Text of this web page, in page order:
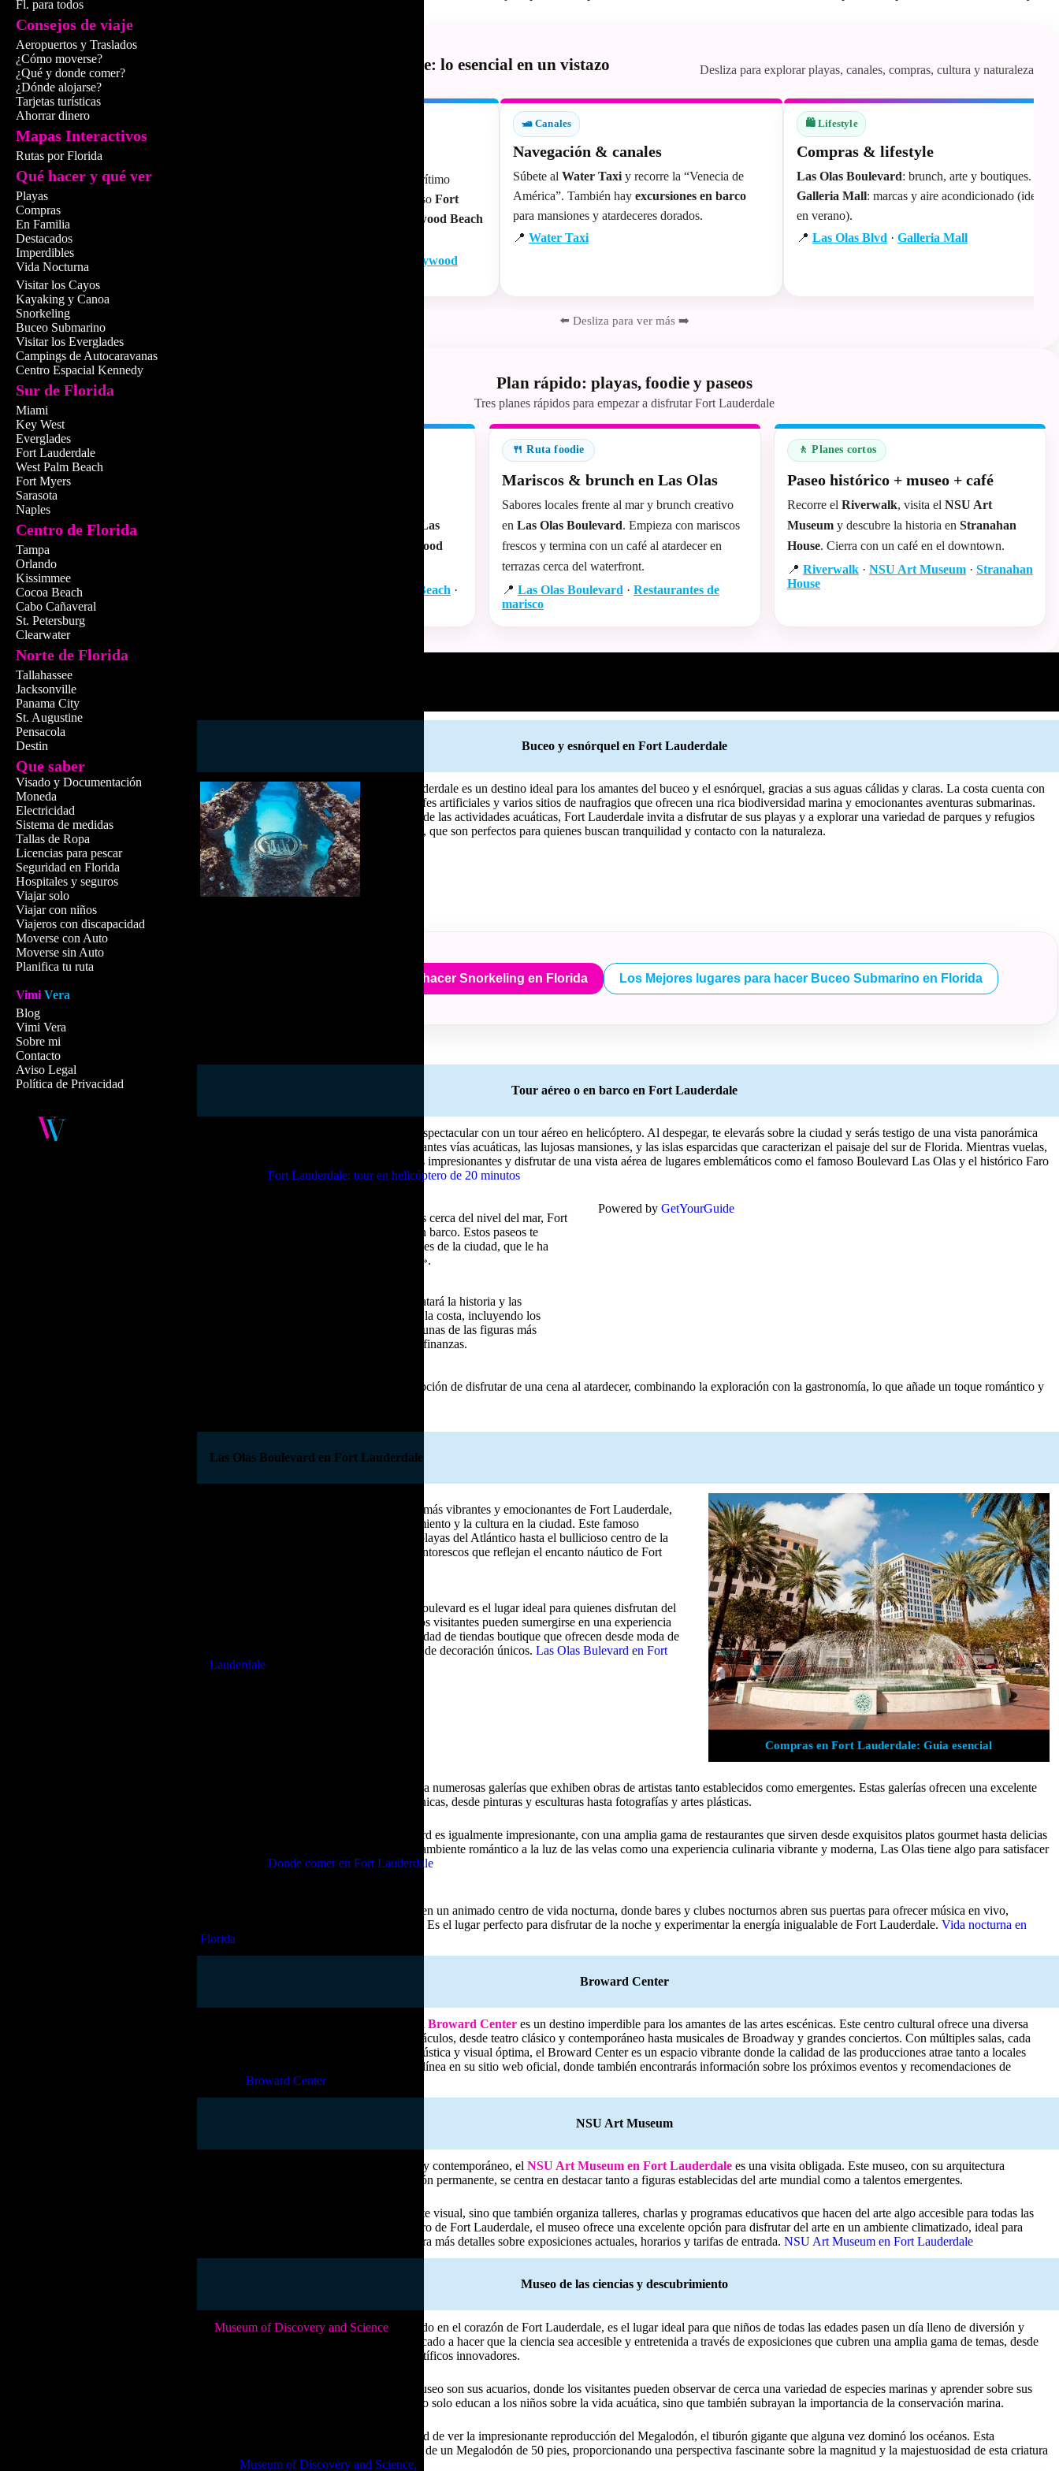
🌴 Fort Lauderdale: lo esencial en un vistazo Desliza para explorar playas, canales, compras, cultura y naturaleza
Arena clara, agua turquesa y paseo marítimo
al extenso Fort
Hollywood Beach
Hollywood
🛥️ Canales
Navegación & canales
Súbete al Water Taxiy recorre la “Venecia de
América”. También hay excursiones en barco
para mansiones y atardeceres dorados.
📍 Water Taxi
🛍️ Lifestyle
Compras & lifestyle
Las Olas Boulevard: brunch, arte y boutiques.
Galleria Mall: marcas y aire acondicionado (ideal
en verano).
📍 Las Olas Blvd · Galleria Mall
⬅️ Desliza para ver más ➡️
Plan rápido: playas, foodie y paseos
Tres planes rápidos para empezar a disfrutar Fort Lauderdale
Las
Hollywood
Las Olas Beach ·
🍴 Ruta foodie
Mariscos & brunch en Las Olas
Sabores locales frente al mar y brunch creativo
en Las Olas Boulevard. Empieza con mariscos
frescos y termina con un café al atardecer en
terrazas cerca del waterfront.
📍 Las Olas Boulevard · Restaurantes de
marisco
🚶 Planes cortos
Paseo histórico + museo + café
Recorre el Riverwalk, visita el NSU Art
Museumy descubre la historia en Stranahan
House. Cierra con un café en el downtown.
📍 Riverwalk· NSU Art Museum· Stranahan
House
Buceo y esnórquel en Fort Lauderdale
Fort Lauderdale es un destino ideal para los amantes del buceo y el esnórquel, gracias a sus aguas cálidas y claras. La costa cuenta con
76 arrecifes artificiales y varios sitios de naufragios que ofrecen una rica biodiversidad marina y emocionantes aventuras submarinas.
Además de las actividades acuáticas, Fort Lauderdale invita a disfrutar de sus playas y a explorar una variedad de parques y refugios
naturales, que son perfectos para quienes buscan tranquilidad y contacto con la naturaleza.
Los mejores lugares para hacer Snorkeling en Florida Los Mejores lugares para hacer Buceo Submarino en Florida
Tour aéreo o en barco en Fort Lauderdale
Experimenta Fort Lauderdale de una forma espectacular con un tour aéreo en helicóptero. Al despegar, te elevarás sobre la ciudad y serás testigo de una vista panorámica
sin igual, donde podrás observar las serpenteantes vías acuáticas, las lujosas mansiones, y las islas esparcidas que caracterizan el paisaje del sur de Florida. Mientras vuelas,
tendrás la oportunidad de capturar fotografías impresionantes y disfrutar de una vista aérea de lugares emblemáticos como el famoso Boulevard Las Olas y el histórico Faro
Fort Lauderdale: tour en helicóptero de 20 minutos
Para aquellos que prefieren mantenerse más cerca del nivel del mar, Fort
Lauderdale también ofrece tours guiados en barco. Estos paseos te
permiten explorar la intrincada red de canales de la ciudad, que le ha
valido el apodo de «la Venecia de América».
Durante el recorrido, un guía experto te relatará la historia y las
anécdotas de los puntos más destacados de la costa, incluyendo los
extravagantes yates y las residencias de algunas de las figuras más
conocidas del mundo del espectáculo y las finanzas.
Powered by GetYourGuide
Algunos de estos tours en barco ofrecen la opción de disfrutar de una cena al atardecer, combinando la exploración con la gastronomía, lo que añade un toque romántico y
Las Olas Boulevard en Fort Lauderdale
Las Olas Boulevard es uno de los destinos más vibrantes y emocionantes de Fort Lauderdale,
conocido por ser el epicentro del entretenimiento y la cultura en la ciudad. Este famoso
boulevard se extiende desde las hermosas playas del Atlántico hasta el bullicioso centro de la
ciudad, atravesando una serie de canales pintorescos que reflejan el encanto náutico de Fort
Rodeado de frondosos árboles, Las Olas Boulevard es el lugar ideal para quienes disfrutan del
aire libre y las actividades urbanas. Aquí, los visitantes pueden sumergirse en una experiencia
de compras de primera clase, con una variedad de tiendas boutique que ofrecen desde moda de
alta gama hasta artesanías locales y objetos de decoración únicos. Las Olas Bulevard en Fort
Lauderdale
Compras en Fort Lauderdale: Guia esencial
Para los amantes del arte, el boulevard alberga numerosas galerías que exhiben obras de artistas tanto establecidos como emergentes. Estas galerías ofrecen una excelente
oportunidad para admirar y adquirir piezas únicas, desde pinturas y esculturas hasta fotografías y artes plásticas.
La oferta gastronómica en Las Olas Boulevard es igualmente impresionante, con una amplia gama de restaurantes que sirven desde exquisitos platos gourmet hasta delicias
locales e internacionales. Tanto si buscas un ambiente romántico a la luz de las velas como una experiencia culinaria vibrante y moderna, Las Olas tiene algo para satisfacer
Donde comer en Fort Lauderdale
Al caer la noche, el boulevard se transforma en un animado centro de vida nocturna, donde bares y clubes nocturnos abren sus puertas para ofrecer música en vivo,
cócteles innovadores y una atmósfera festiva. Es el lugar perfecto para disfrutar de la noche y experimentar la energía inigualable de Fort Lauderdale. Vida nocturna en
Florida
Broward Center
Broward Centeres un destino imperdible para los amantes de las artes escénicas. Este centro cultural ofrece una diversa
programación que abarca todo tipo de espectáculos, desde teatro clásico y contemporáneo hasta musicales de Broadway y grandes conciertos. Con múltiples salas, cada
una diseñada para ofrecer una experiencia acústica y visual óptima, el Broward Center es un espacio vibrante donde la calidad de las producciones atrae tanto a locales
como a turistas. Puedes comprar entradas en línea en su sitio web oficial, donde también encontrarás información sobre los próximos eventos y recomendaciones de
Broward Center
NSU Art Museum
Para aquellos interesados en el arte moderno y contemporáneo, el NSU Art Museum en Fort Lauderdalees una visita obligada. Este museo, con su arquitectura
distintiva y más de 7,000 obras en su colección permanente, se centra en destacar tanto a figuras establecidas del arte mundial como a talentos emergentes.
El museo no solo es un lugar para admirar arte visual, sino que también organiza talleres, charlas y programas educativos que hacen del arte algo accesible para todas las
edades. Situado convenientemente en el centro de Fort Lauderdale, el museo ofrece una excelente opción para disfrutar del arte en un ambiente climatizado, ideal para
escapar del calor. Consulta su página web para más detalles sobre exposiciones actuales, horarios y tarifas de entrada. NSU Art Museum en Fort Lauderdale
Museo de las ciencias y descubrimiento
Museum of Discovery and Science, ubicado en el corazón de Fort Lauderdale, es el lugar ideal para que niños de todas las edades pasen un día lleno de diversión y
aprendizaje. Este museo interactivo está dedicado a hacer que la ciencia sea accesible y entretenida a través de exposiciones que cubren una amplia gama de temas, desde
fenómenos naturales hasta experimentos científicos innovadores.
Una de las atracciones más destacadas del museo son sus acuarios, donde los visitantes pueden observar de cerca una variedad de especies marinas y aprender sobre sus
hábitats y comportamientos. Estos acuarios no solo educan a los niños sobre la vida acuática, sino que también subrayan la importancia de la conservación marina.
Además, no puedes dejar pasar la oportunidad de ver la impresionante reproducción del Megalodón, el tiburón gigante que alguna vez dominó los océanos. Esta
exposición muestra una réplica a tamaño real de un Megalodón de 50 pies, proporcionando una perspectiva fascinante sobre la magnitud y la majestuosidad de esta criatura
Museum of Discovery and Science,
Fl. para todos
Consejos de viaje
Aeropuertos y Traslados
¿Cómo moverse?
¿Qué y donde comer?
¿Dónde alojarse?
Tarjetas turísticas
Ahorrar dinero
Mapas Interactivos
Rutas por Florida
Qué hacer y qué ver
Playas
Compras
En Familia
Destacados
Imperdibles
Vida Nocturna
Visitar los Cayos
Kayaking y Canoa
Snorkeling
Buceo Submarino
Visitar los Everglades
Campings de Autocaravanas
Centro Espacial Kennedy
Sur de Florida
Miami
Key West
Everglades
Fort Lauderdale
West Palm Beach
Fort Myers
Sarasota
Naples
Centro de Florida
Tampa
Orlando
Kissimmee
Cocoa Beach
Cabo Cañaveral
St. Petersburg
Clearwater
Norte de Florida
Tallahassee
Jacksonville
Panama City
St. Augustine
Pensacola
Destin
Que saber
Visado y Documentación
Moneda
Electricidad
Sistema de medidas
Tallas de Ropa
Licencias para pescar
Seguridad en Florida
Hospitales y seguros
Viajar solo
Viajar con niños
Viajeros con discapacidad
Moverse con Auto
Moverse sin Auto
Planifica tu ruta
Vimi Vera
Blog
Vimi Vera
Sobre mi
Contacto
Aviso Legal
Política de Privacidad